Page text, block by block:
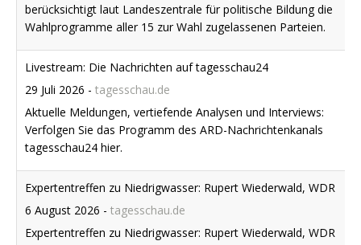
berücksichtigt laut Landeszentrale für politische Bildung die
Wahlprogramme aller 15 zur Wahl zugelassenen Parteien.
Livestream: Die Nachrichten auf tagesschau24
29 Juli 2026 - tagesschau.de
Aktuelle Meldungen, vertiefende Analysen und Interviews:
Verfolgen Sie das Programm des ARD-Nachrichtenkanals
tagesschau24 hier.
Expertentreffen zu Niedrigwasser: Rupert Wiederwald, WDR
6 August 2026 - tagesschau.de
Expertentreffen zu Niedrigwasser: Rupert Wiederwald, WDR